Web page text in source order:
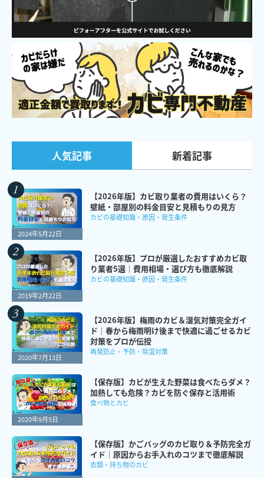
人気記事 新着記事
2024年5月22日
【2026年版】カビ取り業者の費用はいくら？
壁紙・部屋別の料金目安と見積もりの見方
カビの基礎知識・原因・発生条件
2019年2月22日
【2026年版】プロが厳選したおすすめカビ取
り業者5選｜費用相場・選び方も徹底解説
カビの基礎知識・原因・発生条件
2020年7月13日
【2026年版】梅雨のカビ＆湿気対策完全ガイ
ド｜春から梅雨明け後まで快適に過ごせるカビ
対策をプロが伝授
再発防止・予防・除湿対策
2020年9月5日
【保存版】カビが生えた野菜は食べたらダメ？
加熱しても危険？カビを防ぐ保存と活用術
食べ物とカビ
【保存版】かごバッグのカビ取り＆予防完全ガ
イド｜原因からお手入れのコツまで徹底解説
衣類・持ち物のカビ